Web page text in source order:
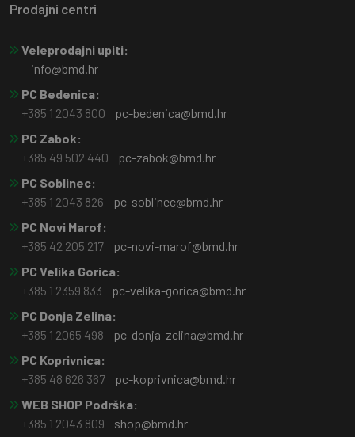
Prodajni centri
Veleprodajni upiti:
info@bmd.hr
PC Bedenica:
+385 1 2043 800
pc-bedenica@bmd.hr
PC Zabok:
+385 49 502 440
pc-zabok@bmd.hr
PC Soblinec:
+385 1 2043 826
pc-soblinec@bmd.hr
PC Novi Marof:
+385 42 205 217
pc-novi-marof@bmd.hr
PC Velika Gorica:
+385 1 2359 833
pc-velika-gorica@bmd.hr
PC Donja Zelina:
+385 1 2065 498
pc-donja-zelina@bmd.hr
PC Koprivnica:
+385 48 626 367
pc-koprivnica@bmd.hr
WEB SHOP Podrška:
+385 1 2043 809
shop@bmd.hr